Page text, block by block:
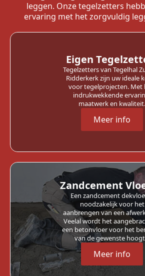
leggen. Onze tegelzetters
ervaring met het zorgvuldig
Eigen
Tegelzetters van Tegelhal
Ridderkerk zijn uw ideale
voor tegelprojecten. Met
indrukwekkende
maatwerk en kwaliteit.
Meer info
Zandcement
Een zandcement
noodzakelijk voor het
aanbrengen van een
Veelal wordt het
een betonvloer voor het
van de gewenste
Meer info